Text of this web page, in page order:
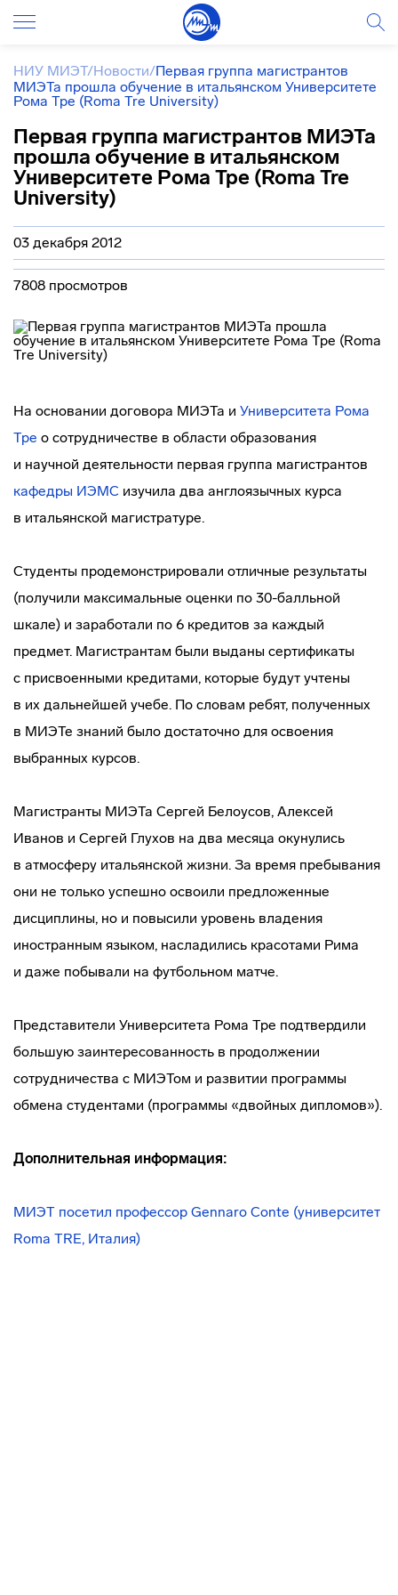
НИУ МИЭТ/Новости/Первая группа магистрантов
МИЭТа прошла обучение в итальянском Университете
Рома Тре (Roma Tre University)
Первая группа магистрантов МИЭТа
прошла обучение в итальянском
Университете Рома Тре (Roma Tre
University)
03 декабря 2012
7808 просмотров
На основании договора МИЭТа и Университета Рома
Тре о сотрудничестве в области образования
и научной деятельности первая группа магистрантов
кафедры ИЭМС изучила два англоязычных курса
в итальянской магистратуре.
Студенты продемонстрировали отличные результаты
(получили максимальные оценки по 30-балльной
шкале) и заработали по 6 кредитов за каждый
предмет. Магистрантам были выданы сертификаты
с присвоенными кредитами, которые будут учтены
в их дальнейшей учебе. По словам ребят, полученных
в МИЭТе знаний было достаточно для освоения
выбранных курсов.
Магистранты МИЭТа Сергей Белоусов, Алексей
Иванов и Сергей Глухов на два месяца окунулись
в атмосферу итальянской жизни. За время пребывания
они не только успешно освоили предложенные
дисциплины, но и повысили уровень владения
иностранным языком, насладились красотами Рима
и даже побывали на футбольном матче.
Представители Университета Рома Тре подтвердили
большую заинтересованность в продолжении
сотрудничества с МИЭТом и развитии программы
обмена студентами (программы «двойных дипломов»).
Дополнительная информация:
МИЭТ посетил профессор Gennaro Conte (университет
Roma TRE, Италия)